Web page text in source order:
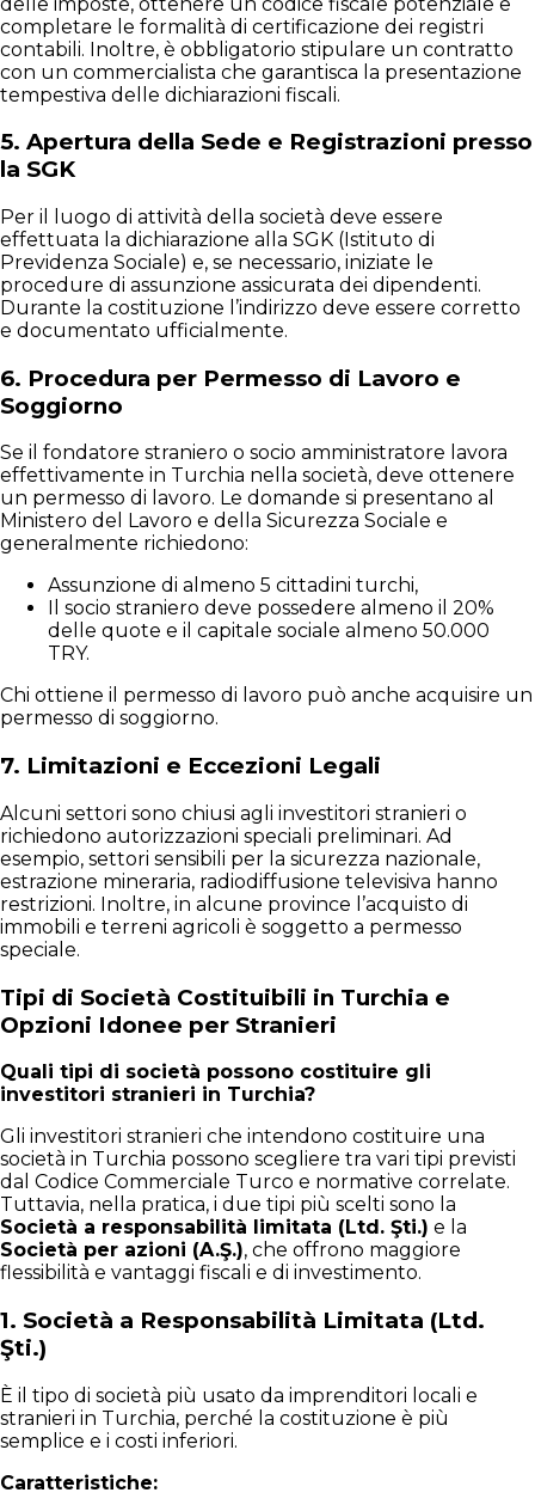
completare le formalità di certificazione dei registri
contabili. Inoltre, è obbligatorio stipulare un contratto
con un commercialista che garantisca la presentazione
tempestiva delle dichiarazioni fiscali.
5. Apertura della Sede e Registrazioni presso
la SGK
Per il luogo di attività della società deve essere
effettuata la dichiarazione alla SGK (Istituto di
Previdenza Sociale) e, se necessario, iniziate le
procedure di assunzione assicurata dei dipendenti.
Durante la costituzione l’indirizzo deve essere corretto
e documentato ufficialmente.
6. Procedura per Permesso di Lavoro e
Soggiorno
Se il fondatore straniero o socio amministratore lavora
effettivamente in Turchia nella società, deve ottenere
un permesso di lavoro. Le domande si presentano al
Ministero del Lavoro e della Sicurezza Sociale e
generalmente richiedono:
Assunzione di almeno 5 cittadini turchi,
Il socio straniero deve possedere almeno il 20%
delle quote e il capitale sociale almeno 50.000
TRY.
Chi ottiene il permesso di lavoro può anche acquisire un
permesso di soggiorno.
7. Limitazioni e Eccezioni Legali
Alcuni settori sono chiusi agli investitori stranieri o
richiedono autorizzazioni speciali preliminari. Ad
esempio, settori sensibili per la sicurezza nazionale,
estrazione mineraria, radiodiffusione televisiva hanno
restrizioni. Inoltre, in alcune province l’acquisto di
immobili e terreni agricoli è soggetto a permesso
speciale.
Tipi di Società Costituibili in Turchia e
Opzioni Idonee per Stranieri
Quali tipi di società possono costituire gli
investitori stranieri in Turchia?
Gli investitori stranieri che intendono costituire una
società in Turchia possono scegliere tra vari tipi previsti
dal Codice Commerciale Turco e normative correlate.
Tuttavia, nella pratica, i due tipi più scelti sono la
Società a responsabilità limitata (Ltd. Şti.) e la
Società per azioni (A.Ş.), che offrono maggiore
flessibilità e vantaggi fiscali e di investimento.
1. Società a Responsabilità Limitata (Ltd.
Şti.)
È il tipo di società più usato da imprenditori locali e
stranieri in Turchia, perché la costituzione è più
semplice e i costi inferiori.
Caratteristiche: